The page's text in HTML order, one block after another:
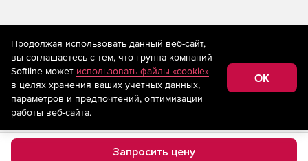
Запросить цену
На информационном ресурсе store.softline.ru применяются
рекомендательные технологии
(информационные технологии
предоставления информации на основе сбора,
систематизации и анализа сведений, относящихся к
предпочтениям пользователей сети «Интернет»,
находящихся на территории Российской Федерации)
Продолжая использовать данный веб-сайт,
вы соглашаетесь с тем, что группа компаний
Softline может использовать файлы «cookie»
в целях хранения ваших учетных данных,
параметров и предпочтений, оптимизации
работы веб-сайта.
OK